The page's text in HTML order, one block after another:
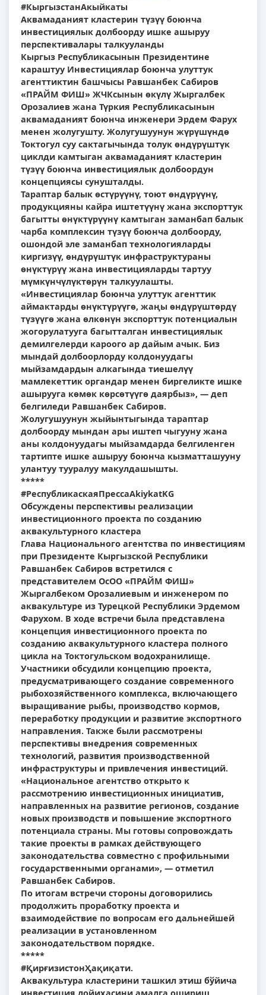
#КыргызстанАкыйкаты
Аквамаданият кластерин түзүү боюнча
инвестициялык долбоорду ишке ашыруу
перспективалары талкууланды
Кыргыз Республикасынын Президентине
караштуу Инвестициялар боюнча улуттук
агенттиктин башчысы Равшанбек Сабиров
«ПРАЙМ ФИШ» ЖЧКсынын өкүлү Жыргалбек
Орозалиев жана Түркия Республикасынын
аквамаданият боюнча инженери Эрдем Фарух
менен жолугушту. Жолугушуунун жүрүшүндө
Токтогул суу сактагычында толук өндүрүштүк
циклди камтыган аквамаданият кластерин
түзүү боюнча инвестициялык долбоордун
концепциясы сунушталды.
Тараптар балык өстүрүүнү, тоют өндүрүүнү,
продукцияны кайра иштетүүнү жана экспорттук
багытты өнүктүрүүнү камтыган заманбап балык
чарба комплексин түзүү боюнча долбоорду,
ошондой эле заманбап технологияларды
киргизүү, өндүрүштүк инфраструктураны
өнүктүрүү жана инвестицияларды тартуу
мүмкүнчүлүктөрүн талкуулашты.
«Инвестициялар боюнча улуттук агенттик
аймактарды өнүктүрүүгө, жаңы өндүрүштөрдү
түзүүгө жана өлкөнүн экспорттук потенциалын
жогорулатууга багытталган инвестициялык
демилгелерди кароого ар дайым ачык. Биз
мындай долбоорлорду колдонуудагы
мыйзамдардын алкагында тиешелүү
мамлекеттик органдар менен биргеликте ишке
ашырууга көмөк көрсөтүүгө даярбыз», — деп
белгиледи Равшанбек Сабиров.
Жолугушуунун жыйынтыгында тараптар
долбоорду мындан ары иштеп чыгууну жана
аны колдонуудагы мыйзамдарда белгиленген
тартипте ишке ашыруу боюнча кызматташууну
улантуу тууралуу макулдашышты.
*****
#РеспубликаскаяПрессаAkiykatKG
Обсуждены перспективы реализации
инвестиционного проекта по созданию
аквакультурного кластера
Глава Национального агентства по инвестициям
при Президенте Кыргызской Республики
Равшанбек Сабиров встретился с
представителем ОсОО «ПРАЙМ ФИШ»
Жыргалбеком Орозалиевым и инженером по
аквакультуре из Турецкой Республики Эрдемом
Фарухом. В ходе встречи была представлена
концепция инвестиционного проекта по
созданию аквакультурного кластера полного
цикла на Токтогульском водохранилище.
Участники обсудили концепцию проекта,
предусматривающего создание современного
рыбохозяйственного комплекса, включающего
выращивание рыбы, производство кормов,
переработку продукции и развитие экспортного
направления. Также были рассмотрены
перспективы внедрения современных
технологий, развития производственной
инфраструктуры и привлечения инвестиций.
«Национальное агентство открыто к
рассмотрению инвестиционных инициатив,
направленных на развитие регионов, создание
новых производств и повышение экспортного
потенциала страны. Мы готовы сопровождать
такие проекты в рамках действующего
законодательства совместно с профильными
государственными органами», — отметил
Равшанбек Сабиров.
По итогам встречи стороны договорились
продолжить проработку проекта и
взаимодействие по вопросам его дальнейшей
реализации в установленном
законодательством порядке.
*****
#ҚирғизистонҲақиқати.
Аквакультура кластерини ташкил этиш бўйича